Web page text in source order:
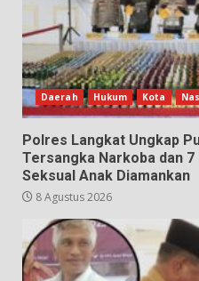
Daerah Hukum Kota
Polres Langkat Ungkap
Tersangka Narkoba dan
Seksual Anak Diamankan
8 Agustus 2026